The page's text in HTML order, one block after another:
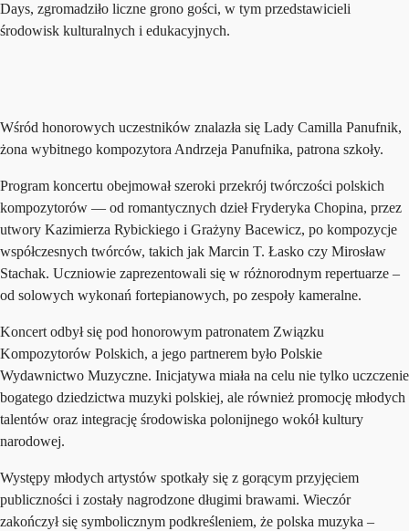
Days, zgromadziło liczne grono gości, w tym przedstawicieli
środowisk kulturalnych i edukacyjnych.
Wśród honorowych uczestników znalazła się Lady Camilla Panufnik,
żona wybitnego kompozytora Andrzeja Panufnika, patrona szkoły.
Program koncertu obejmował szeroki przekrój twórczości polskich
kompozytorów — od romantycznych dzieł Fryderyka Chopina, przez
utwory Kazimierza Rybickiego i Grażyny Bacewicz, po kompozycje
współczesnych twórców, takich jak Marcin T. Łasko czy Mirosław
Stachak. Uczniowie zaprezentowali się w różnorodnym repertuarze –
od solowych wykonań fortepianowych, po zespoły kameralne.
Koncert odbył się pod honorowym patronatem Związku
Kompozytorów Polskich, a jego partnerem było Polskie
Wydawnictwo Muzyczne. Inicjatywa miała na celu nie tylko uczczenie
bogatego dziedzictwa muzyki polskiej, ale również promocję młodych
talentów oraz integrację środowiska polonijnego wokół kultury
narodowej.
Występy młodych artystów spotkały się z gorącym przyjęciem
publiczności i zostały nagrodzone długimi brawami. Wieczór
zakończył się symbolicznym podkreśleniem, że polska muzyka –